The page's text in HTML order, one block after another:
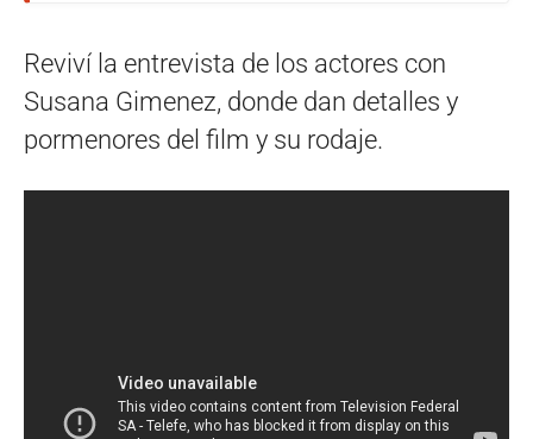
Reviví la entrevista de los actores con
Susana Gimenez, donde dan detalles y
pormenores del film y su rodaje.